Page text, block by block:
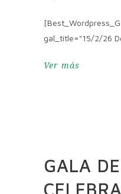
gal_title="15/2/26
Ver más
GALA DE